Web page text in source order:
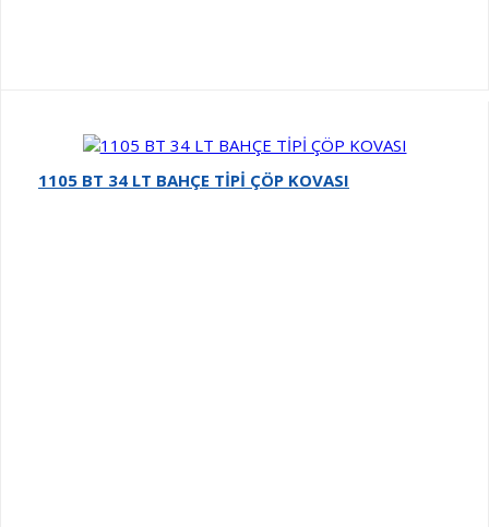
1105 BT 34 LT BAHÇE TİPİ ÇÖP KOVASI